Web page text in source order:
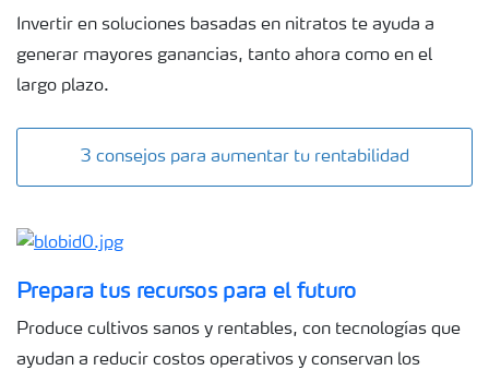
Invertir en soluciones basadas en nitratos te ayuda a
generar mayores ganancias, tanto ahora como en el
largo plazo.
3 consejos para aumentar tu rentabilidad
Prepara tus recursos para el futuro
Produce cultivos sanos y rentables, con tecnologías que
ayudan a reducir costos operativos y conservan los